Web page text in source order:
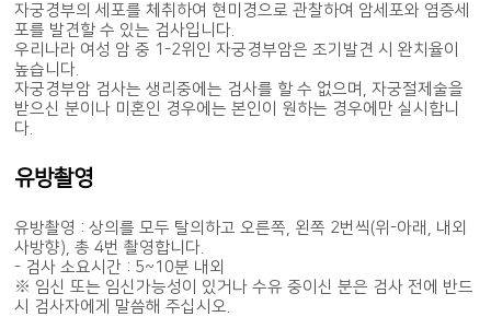
자궁경부의 세포를 체취하여 현미경으로 관찰하여 암세포와 염증세
포를 발견할 수 있는 검사입니다.
우리나라 여성 암 중 1-2위인 자궁경부암은 조기발견 시 완치율이
높습니다.
자궁경부암 검사는 생리중에는 검사를 할 수 없으며, 자궁절제술을
받으신 분이나 미혼인 경우에는 본인이 원하는 경우에만 실시합니
다.
유방촬영
유방촬영 : 상의를 모두 탈의하고 오른쪽, 왼쪽 2번씩(위-아래, 내외
사방향), 총 4번 촬영합니다.
- 검사 소요시간 : 5~10분 내외
※ 임신 또는 임신가능성이 있거나 수유 중이신 분은 검사 전에 반드
시 검사자에게 말씀해 주십시오.